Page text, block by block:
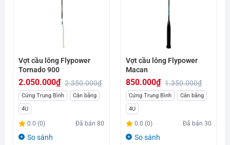
Vợt cầu lông Flypower
Tornado 900
2.350.000₫
Giá
gốc
là:
2.350.000₫.
2.050.000₫
Giá
hiện
tại
là:
Cứng Trung Bình
Cân bằng
4U
0.0 (0) Đã bán80
So sánh
Vợt cầu lông Flypower
Macan
1.350.000₫
Giá
gốc
là:
1.350.000₫.
850.000₫
Giá
hiện
tại
là:
Cứng Trung Bình
Cân bằng
4U
0.0 (0) Đã bán30
So sánh